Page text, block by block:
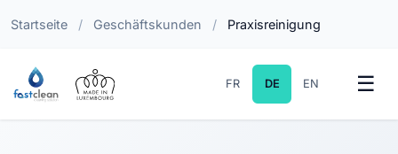
Startseite / Geschäftskunden / Praxisreinigung
FR DE EN